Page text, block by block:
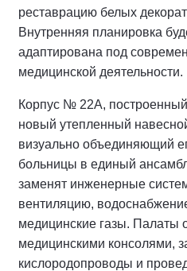
реставрацию белых
Внутренняя планировка
адаптирована под
медицинской деятельности.
Корпус № 22А, построенный
новый утепленный
визуально объединяющий
больницы в единый
заменят инженерные
вентиляцию,
медицинские газы. Палаты
медицинскими консолями,
кислородопроводы и